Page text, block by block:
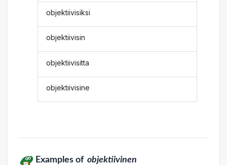
objektiivisiksi
objektiivisin
objektiivisitta
objektiivisine
Examples of objektiivinen